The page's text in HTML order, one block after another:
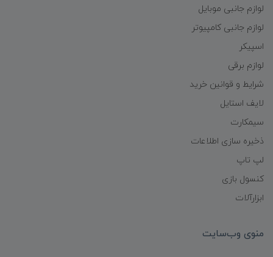
لوازم جانبی موبایل
لوازم جانبی کامپیوتر
اسپیکر
لوازم برقی
شرایط و قوانین خرید
لایف استایل
سیمکارت
ذخیره سازی اطلاعات
لپ تاپ
کنسول بازی
ابزارآلات
منوی وب‌سایت